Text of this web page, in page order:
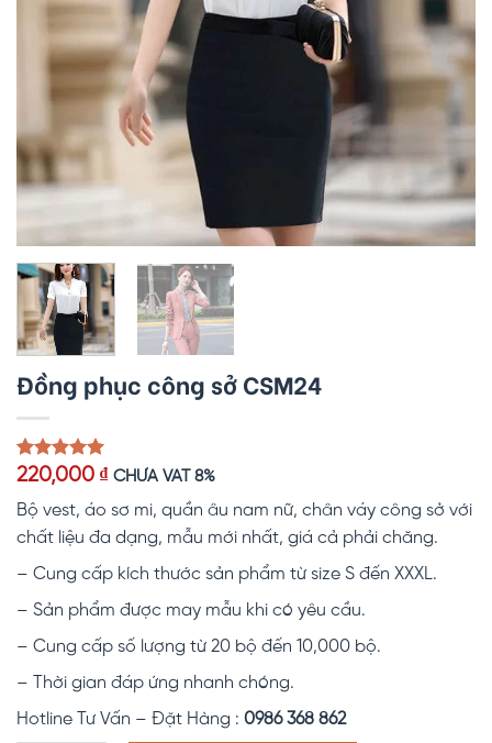
Đồng phục công sở CSM24
5.00trên 5
dựa trên
1
đánh giá
220,000 ₫ CHƯA VAT 8%
Bộ vest, áo sơ mi, quần âu nam nữ, chân váy công sở với
chất liệu đa dạng, mẫu mới nhất, giá cả phải chăng.
– Cung cấp kích thước sản phẩm từ size S đến XXXL.
– Sản phẩm được may mẫu khi có yêu cầu.
– Cung cấp số lượng từ 20 bộ đến 10,000 bộ.
– Thời gian đáp ứng nhanh chóng.
Hotline Tư Vấn – Đặt Hàng : 0986 368 862